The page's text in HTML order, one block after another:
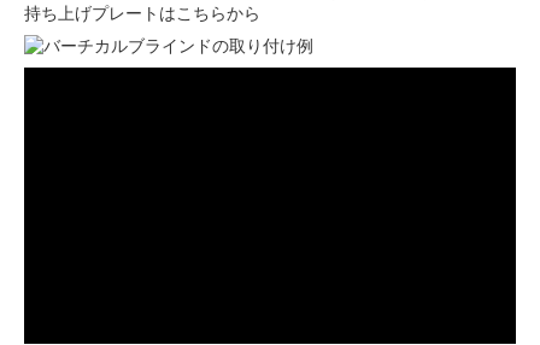
持ち上げプレートはこちらから